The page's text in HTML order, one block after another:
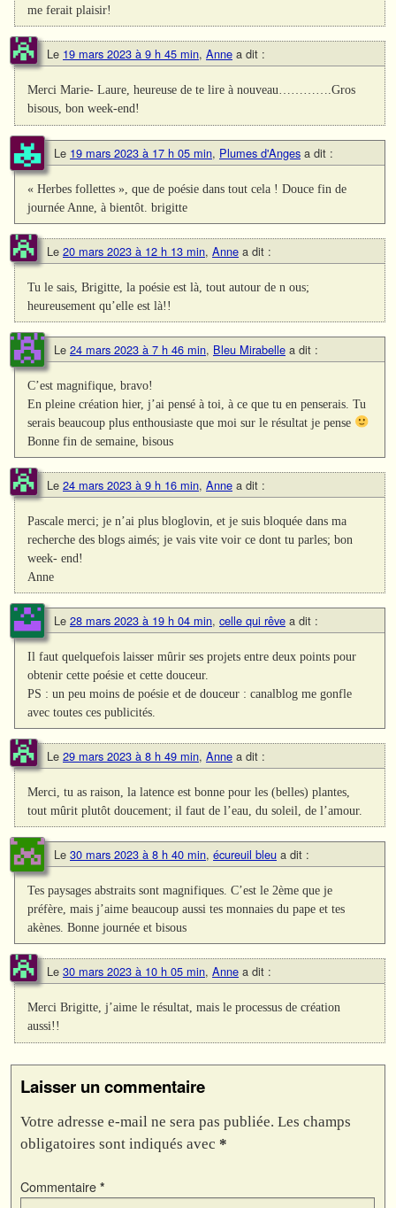
me ferait plaisir!
Le 19 mars 2023 à 9 h 45 min, Anne a dit :
Merci Marie- Laure, heureuse de te lire à nouveau………….Gros
bisous, bon week-end!
Le 19 mars 2023 à 17 h 05 min, Plumes d'Anges a dit :
« Herbes follettes », que de poésie dans tout cela ! Douce fin de
journée Anne, à bientôt. brigitte
Le 20 mars 2023 à 12 h 13 min, Anne a dit :
Tu le sais, Brigitte, la poésie est là, tout autour de n ous;
heureusement qu’elle est là!!
Le 24 mars 2023 à 7 h 46 min, Bleu Mirabelle a dit :
C’est magnifique, bravo!
En pleine création hier, j’ai pensé à toi, à ce que tu en penserais. Tu
serais beaucoup plus enthousiaste que moi sur le résultat je pense
Bonne fin de semaine, bisous
Le 24 mars 2023 à 9 h 16 min, Anne a dit :
Pascale merci; je n’ai plus bloglovin, et je suis bloquée dans ma
recherche des blogs aimés; je vais vite voir ce dont tu parles; bon
week- end!
Anne
Le 28 mars 2023 à 19 h 04 min, celle qui rêve a dit :
Il faut quelquefois laisser mûrir ses projets entre deux points pour
obtenir cette poésie et cette douceur.
PS : un peu moins de poésie et de douceur : canalblog me gonfle
avec toutes ces publicités.
Le 29 mars 2023 à 8 h 49 min, Anne a dit :
Merci, tu as raison, la latence est bonne pour les (belles) plantes,
tout mûrit plutôt doucement; il faut de l’eau, du soleil, de l’amour.
Le 30 mars 2023 à 8 h 40 min, écureuil bleu a dit :
Tes paysages abstraits sont magnifiques. C’est le 2ème que je
préfère, mais j’aime beaucoup aussi tes monnaies du pape et tes
akènes. Bonne journée et bisous
Le 30 mars 2023 à 10 h 05 min, Anne a dit :
Merci Brigitte, j’aime le résultat, mais le processus de création
aussi!!
Laisser un commentaire
Votre adresse e-mail ne sera pas publiée. Les champs
obligatoires sont indiqués avec *
Commentaire *